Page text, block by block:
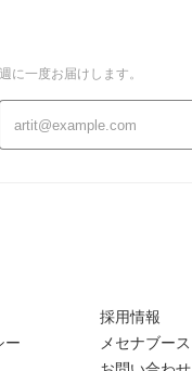
ー
採用情報
メセナブース
に一度お届けします。